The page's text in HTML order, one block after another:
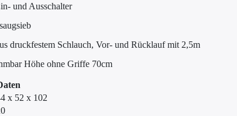
und Ausschalter
druckfestem Schlauch, Vor- und Rücklauf mit 2,5m
Höhe ohne Griffe 70cm
x 52 x 102